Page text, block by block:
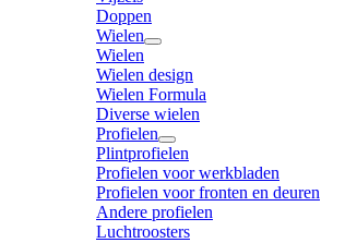
Doppen
Wielen
Wielen
Wielen design
Wielen Formula
Diverse wielen
Profielen
Plintprofielen
Profielen voor werkbladen
Profielen voor fronten en deuren
Andere profielen
Luchtroosters